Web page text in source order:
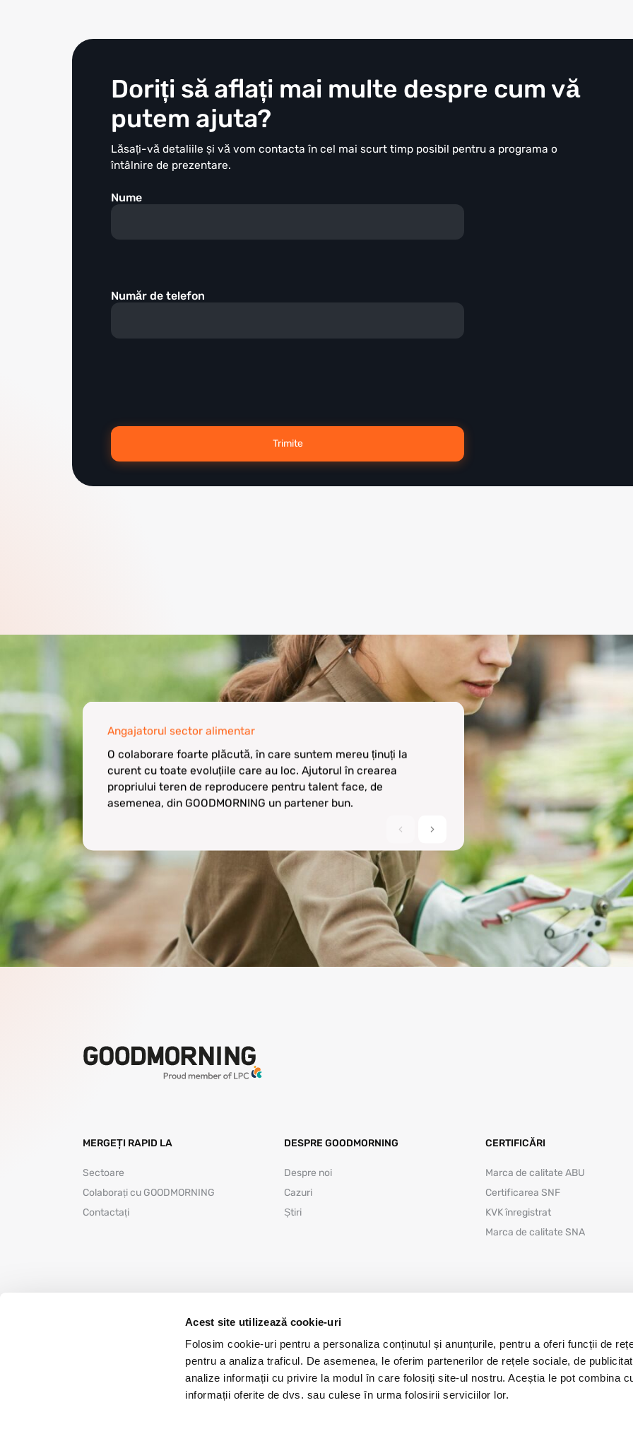
Acest site utilizează cookie-uri
Folosim cookie-uri pentru a personaliza conținutul și anunțurile, pentru a oferi funcții de
pentru a analiza traficul. De asemenea, le oferim partenerilor de rețele sociale, de
analize informații cu privire la modul în care folosiți site-ul nostru. Aceștia le pot combina
informații oferite de dvs. sau culese în urma folosirii serviciilor lor.
Doriți să aflați mai multe despre cum vă
putem ajuta?
Lăsați-vă detaliile și vă vom contacta în cel mai scurt timp posibil pentru a programa o
întâlnire de prezentare.
Nume
Număr de telefon
Angajatorul sector alimentar
O colaborare foarte plăcută, în care suntem mereu ținuți la
curent cu toate evoluțiile care au loc. Ajutorul în crearea
propriului teren de reproducere pentru talent face, de
asemenea, din GOODMORNING un partener bun.
Сектор логістики
Ми завжди сприймаємо
Зберігаючи короткі лінії
консультанта, швидке
проблемою.
MERGEȚI RAPID LA
Sectoare
Colaborați cu GOODMORNING
Contactați
DESPRE GOODMORNING
Despre noi
Cazuri
Știri
CERTIFICĂRI
Marca de calitate ABU
Certificarea SNF
KVK înregistrat
Marca de calitate SNA
Drepturi de autor 2026 © GOODMORNING B.V. Politica de confidențialitate